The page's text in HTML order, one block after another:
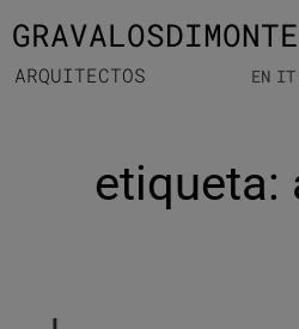
GRAVALOSDIMONTE
ARQUITECTOS EN IT
etiqueta: